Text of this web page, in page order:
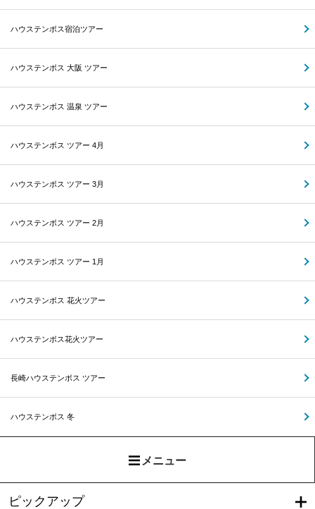
ハウステンボス宿泊ツアー
ハウステンボス 大阪 ツアー
ハウステンボス 温泉 ツアー
ハウステンボス ツアー 4月
ハウステンボス ツアー 3月
ハウステンボス ツアー 2月
ハウステンボス ツアー 1月
ハウステンボス 花火ツアー
ハウステンボス花火ツアー
長崎ハウステンボス ツアー
ハウステンボス 冬
メニュー
ピックアップ